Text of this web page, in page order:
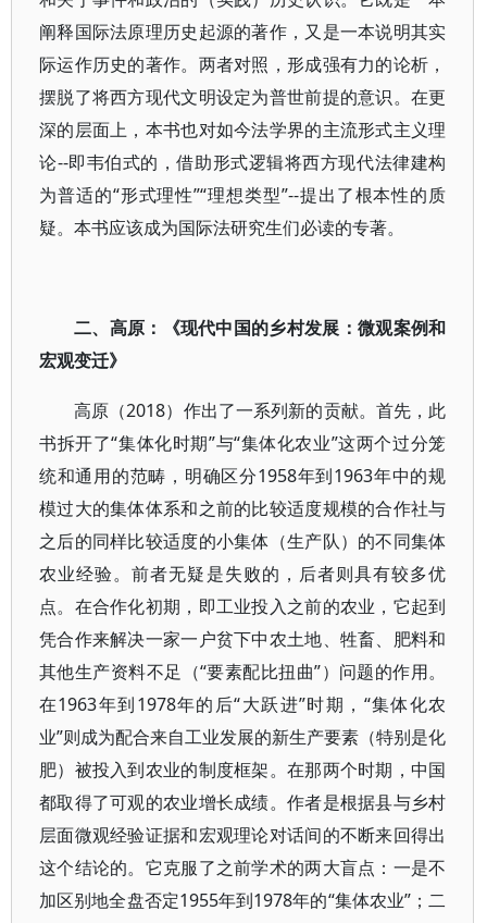
阐释国际法原理历史起源的著作，又是一本说明其实
际运作历史的著作。两者对照，形成强有力的论析，
摆脱了将西方现代文明设定为普世前提的意识。在更
深的层面上，本书也对如今法学界的主流形式主义理
论--即韦伯式的，借助形式逻辑将西方现代法律建构
为普适的“形式理性”“理想类型”--提出了根本性的质
疑。本书应该成为国际法研究生们必读的专著。
二、高原：《现代中国的乡村发展：微观案例和
宏观变迁》
高原（2018）作出了一系列新的贡献。首先，此
书拆开了“集体化时期”与“集体化农业”这两个过分笼
统和通用的范畴，明确区分1958年到1963年中的规
模过大的集体体系和之前的比较适度规模的合作社与
之后的同样比较适度的小集体（生产队）的不同集体
农业经验。前者无疑是失败的，后者则具有较多优
点。在合作化初期，即工业投入之前的农业，它起到
凭合作来解决一家一户贫下中农土地、牲畜、肥料和
其他生产资料不足（“要素配比扭曲”）问题的作用。
在1963年到1978年的后“大跃进”时期，“集体化农
业”则成为配合来自工业发展的新生产要素（特别是化
肥）被投入到农业的制度框架。在那两个时期，中国
都取得了可观的农业增长成绩。作者是根据县与乡村
层面微观经验证据和宏观理论对话间的不断来回得出
这个结论的。它克服了之前学术的两大盲点：一是不
加区别地全盘否定1955年到1978年的“集体农业”；二